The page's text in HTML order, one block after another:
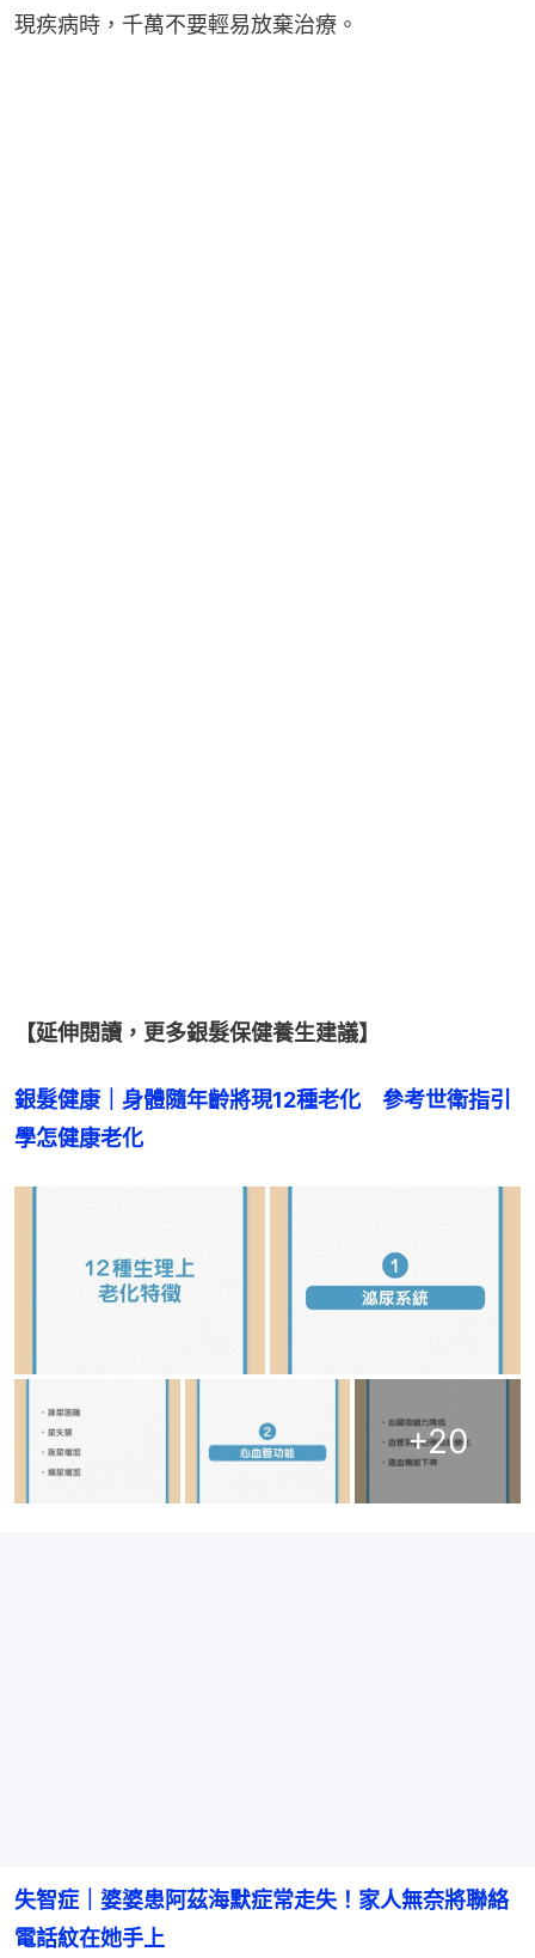
現疾病時，千萬不要輕易放棄治療。
【延伸閱讀，更多銀髮保健養生建議】
銀髮健康｜身體隨年齡將現12種老化　參考世衛指引
學怎健康老化
+20
失智症｜婆婆患阿茲海默症常走失！家人無奈將聯絡
電話紋在她手上